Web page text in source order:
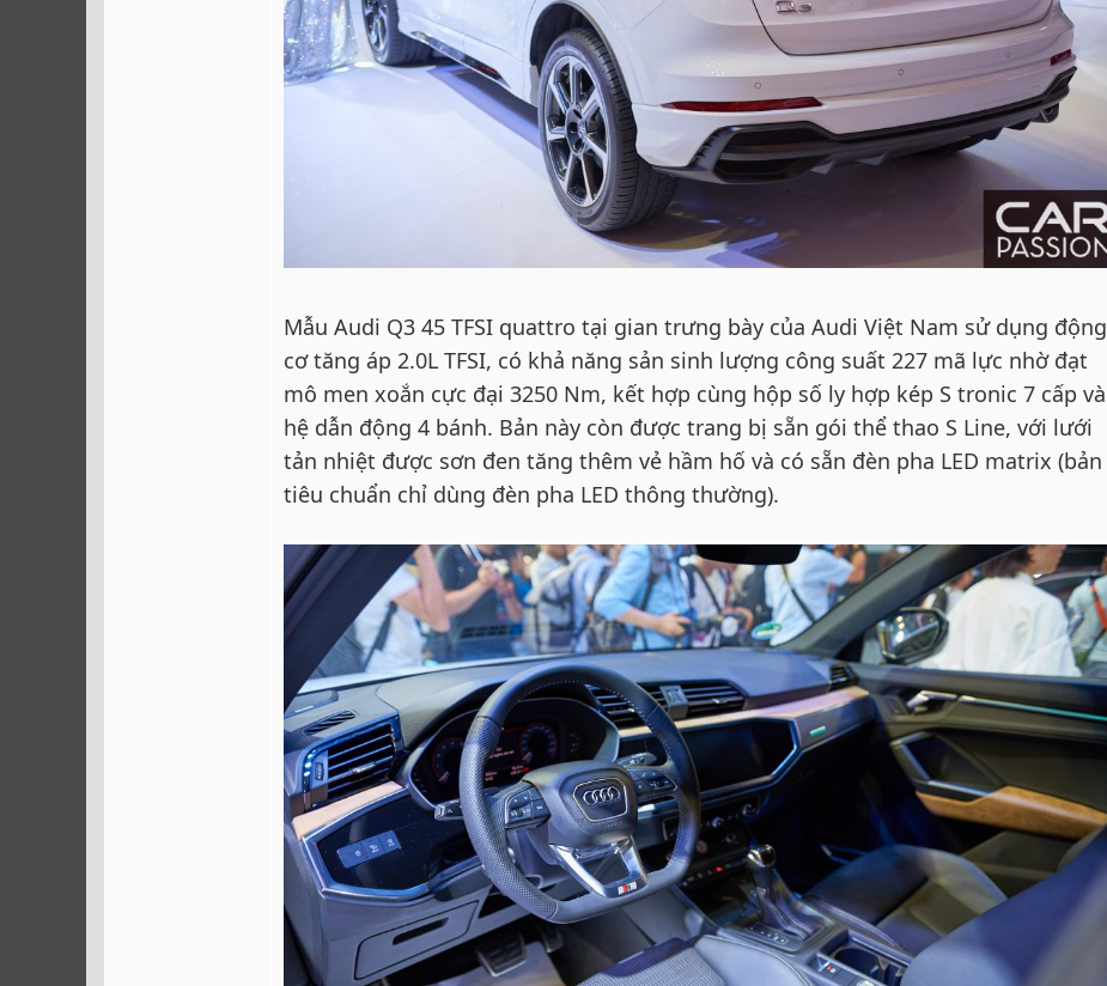
Mẫu Audi Q3 45 TFSI quattro tại gian trưng bày của Audi Việt Nam sử dụng động
cơ tăng áp 2.0L TFSI, có khả năng sản sinh lượng công suất 227 mã lực nhờ đạt
mô men xoắn cực đại 3250 Nm, kết hợp cùng hộp số ly hợp kép S tronic 7 cấp và
hệ dẫn động 4 bánh. Bản này còn được trang bị sẵn gói thể thao S Line, với lưới
tản nhiệt được sơn đen tăng thêm vẻ hầm hố và có sẵn đèn pha LED matrix (bản
tiêu chuẩn chỉ dùng đèn pha LED thông thường).